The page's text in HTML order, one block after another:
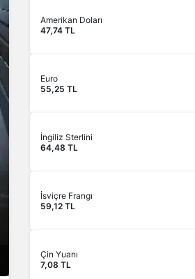
Amerikan Doları
47,74 TL
Euro
55,25 TL
İngiliz Sterlini
64,48 TL
İsviçre Frangı
59,12 TL
Çin Yuanı
7,08 TL